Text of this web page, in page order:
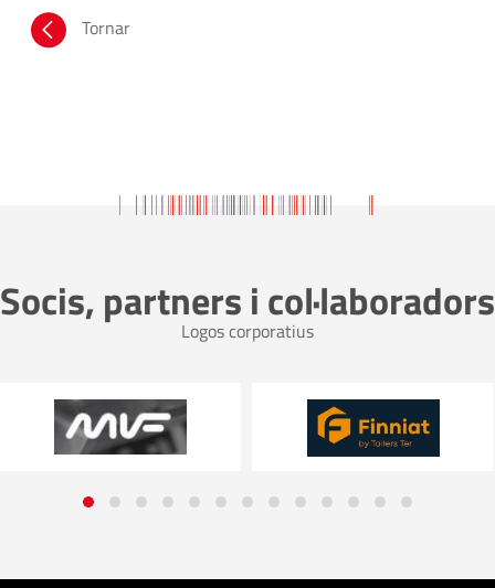
Tornar
Socis, partners i col·laboradors
Logos corporatius